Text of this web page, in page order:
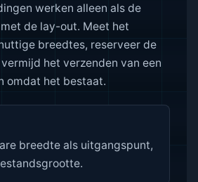
werken alleen als de
de lay-out. Meet het
breedtes, reserveer de
het verzenden van een
omdat het bestaat.
breedte als uitgangspunt,